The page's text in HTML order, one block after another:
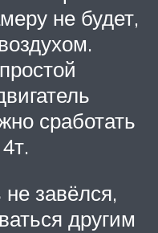
не будет,
сработать
завёлся,
другим